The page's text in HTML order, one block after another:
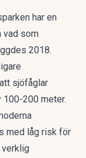
har en
vad som
2018.
sjöfåglar
100-200 meter.
med låg risk för
verklig